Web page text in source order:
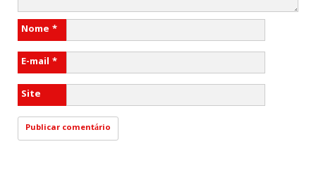
Nome *
E-mail *
Site